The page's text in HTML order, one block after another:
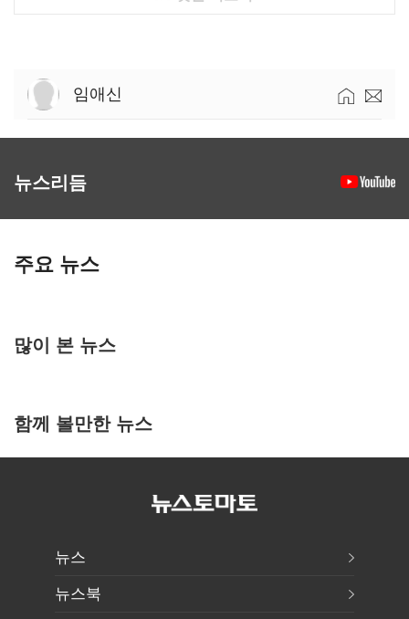
임애신
뉴스리듬
주요 뉴스
많이 본 뉴스
함께 볼만한 뉴스
뉴스
뉴스북